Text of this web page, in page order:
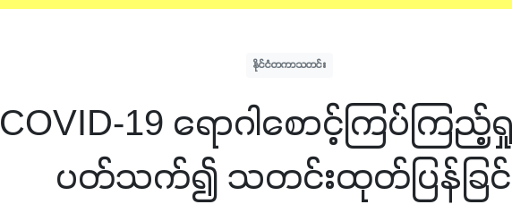
နိုင်ငံတကာသတင်း
COVID-19 ရောဂါစောင့်ကြပ်ကြည့်
ပတ်သက်၍ သတင်းထုတ်ပြန်ခြင်